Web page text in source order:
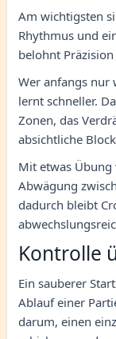
Am wichtigsten
Rhythmus und
belohnt
Wer anfangs nur
lernt schneller.
Zonen, das
absichtliche
Mit etwas
Abwägung
dadurch bleibt
Kontrolle
Ein sauberer
Ablauf einer
darum, einen